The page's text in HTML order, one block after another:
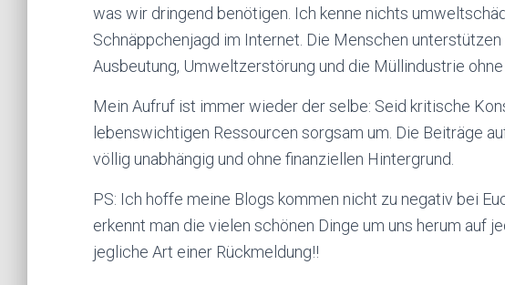
was wir dringend benötigen. Ich kenne nichts
Schnäppchenjagd im Internet. Die Menschen
Ausbeutung, Umweltzerstörung und die Müllindustrie
Mein Aufruf ist immer wieder der selbe: Seid kritische
lebenswichtigen Ressourcen sorgsam um. Die Beiträge
völlig unabhängig und ohne finanziellen Hintergrund.
PS: Ich hoffe meine Blogs kommen nicht zu negativ bei
erkennt man die vielen schönen Dinge um uns herum auf
jegliche Art einer Rückmeldung!!